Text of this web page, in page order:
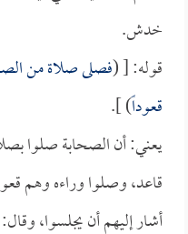
خدش.
قوله: [ (فصلى صلاة من
قعوداً) ].
يعني: أن الصحابة صلوا
قاعد، وصلوا وراءه وهم
أشار إليهم أن يجلسوا،